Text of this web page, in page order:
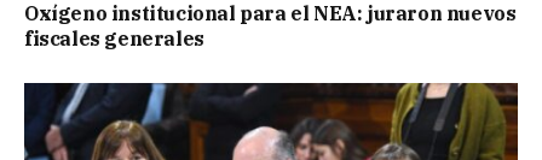
Oxígeno institucional para el NEA: juraron nuevos
fiscales generales